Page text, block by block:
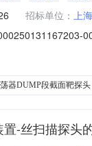
招标单位： 上
二、项目
器DUMP段截面靶探头
-丝扫描探头